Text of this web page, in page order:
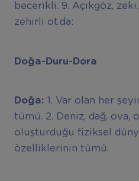
becerikli. 9. Açıkgöz, zeki.
zehirli ot.da:
Doğa-Duru-Dora
Doğa: 1. Var olan her
tümü. 2. Deniz, dağ, ova,
oluşturduğu fiziksel
özelliklerinin tümü.